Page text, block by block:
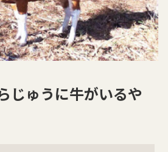
じゅうに牛がいるや